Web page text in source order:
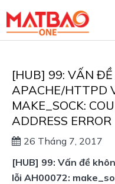
[HUB] 99: VẤN
APACHE/HTTPD
MAKE_SOCK:
ADDRESS ERROR
26 Tháng 7, 2017
[HUB] 99: Vấn đề
lỗi AH00072: